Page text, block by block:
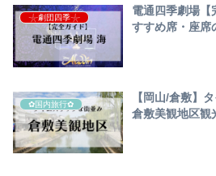
𓇼劇団四季𓇼
電通四季劇場
すすめ席・座席
✿国内旅行✿
【岡山/倉敷】
倉敷美観地区観